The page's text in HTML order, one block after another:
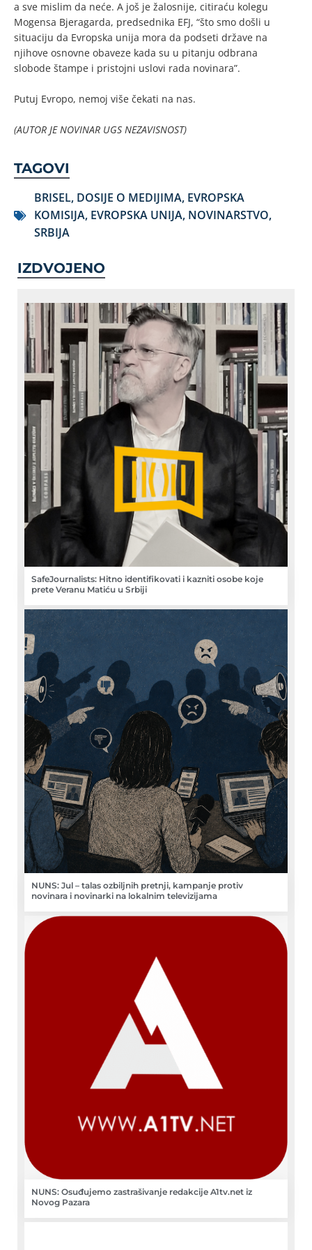
a sve mislim da neće. A još je žalosnije, citiraću kolegu
Mogensa Bjeragarda, predsednika EFJ, “što smo došli u
situaciju da Evropska unija mora da podseti države na
njihove osnovne obaveze kada su u pitanju odbrana
slobode štampe i pristojni uslovi rada novinara”.
Putuj Evropo, nemoj više čekati na nas.
(AUTOR JE NOVINAR UGS NEZAVISNOST)
TAGOVI
BRISEL, DOSIJE O MEDIJIMA, EVROPSKA
KOMISIJA, EVROPSKA UNIJA, NOVINARSTVO,
SRBIJA
IZDVOJENO
SafeJournalists: Hitno identifikovati i kazniti osobe koje
prete Veranu Matiću u Srbiji
NUNS: Jul – talas ozbiljnih pretnji, kampanje protiv
novinara i novinarki na lokalnim televizijama
NUNS: Osuđujemo zastrašivanje redakcije A1tv.net iz
Novog Pazara